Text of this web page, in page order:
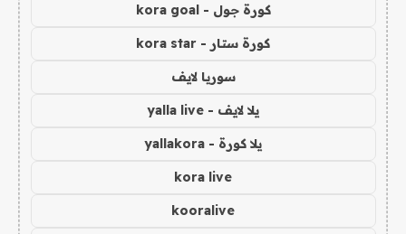
كورة جول - kora goal
كورة ستار - kora star
سوريا لايف
يلا لايف - yalla live
يلا كورة - yallakora
kora live
kooralive